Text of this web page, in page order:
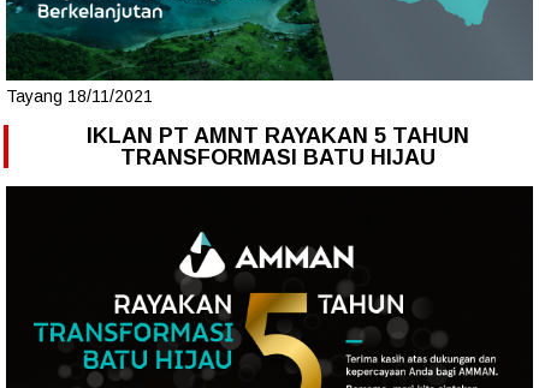
Tayang 18/11/2021
IKLAN PT AMNT RAYAKAN 5 TAHUN
TRANSFORMASI BATU HIJAU